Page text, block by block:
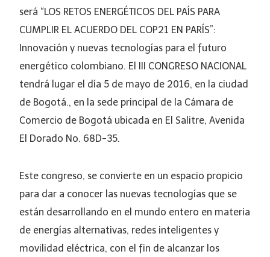
será “LOS RETOS ENERGÉTICOS DEL PAÍS PARA
CUMPLIR EL ACUERDO DEL COP21 EN PARÍS”:
Innovación y nuevas tecnologías para el futuro
energético colombiano. El III CONGRESO NACIONAL
tendrá lugar el día 5 de mayo de 2016, en la ciudad
de Bogotá., en la sede principal de la Cámara de
Comercio de Bogotá ubicada en El Salitre, Avenida
El Dorado No. 68D-35.
Este congreso, se convierte en un espacio propicio
para dar a conocer las nuevas tecnologías que se
están desarrollando en el mundo entero en materia
de energías alternativas, redes inteligentes y
movilidad eléctrica, con el fin de alcanzar los